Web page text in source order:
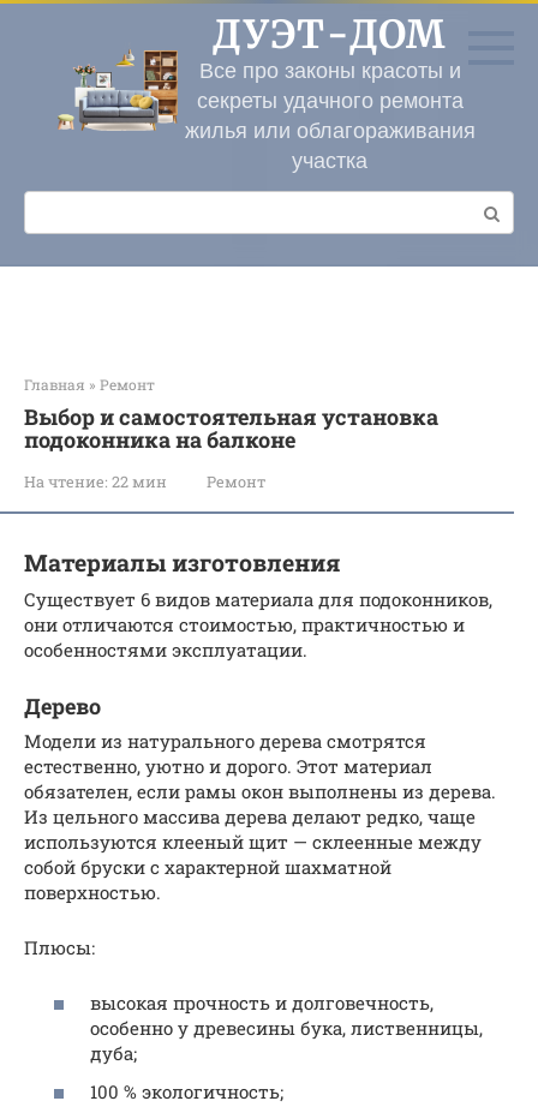
Перейти
контенту
ДУЭТ-ДОМ
Все про законы красоты и
секреты удачного ремонта
жилья или облагораживания
участка
Поиск:
Главная » Ремонт
Выбор и самостоятельная установка
подоконника на балконе
На чтение: 22 мин Ремонт
Материалы изготовления
Существует 6 видов материала для подоконников,
они отличаются стоимостью, практичностью и
особенностями эксплуатации.
Дерево
Модели из натурального дерева смотрятся
естественно, уютно и дорого. Этот материал
обязателен, если рамы окон выполнены из дерева.
Из цельного массива дерева делают редко, чаще
используются клееный щит — склеенные между
собой бруски с характерной шахматной
поверхностью.
Плюсы:
высокая прочность и долговечность,
особенно у древесины бука, лиственницы,
дуба;
100 % экологичность;